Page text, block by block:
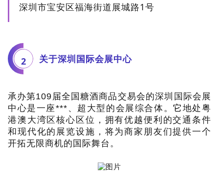
深圳市宝安区福海街道展城路1号
2 关于深圳国际会展中心
承办第109届全国糖酒商品交易会的深圳国际会展
中心是一座***、超大型的会展综合体。它 地处粤
港澳大湾区核心区位，拥有优越便利的交通条件
和现代化的展览设施，将为商家朋友们提供一个
开拓无限商机的国际舞台。